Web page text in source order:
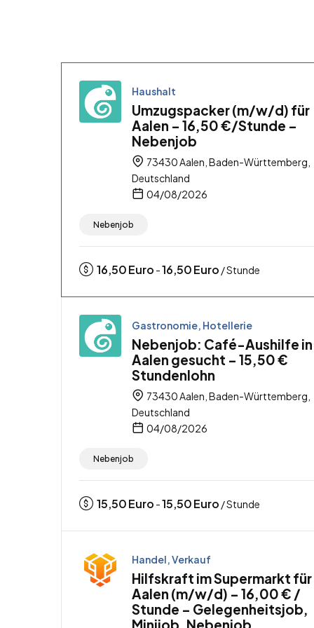
Haushalt
Umzugspacker (m/w/d) für
Aalen – 16,50 €/Stunde –
Nebenjob
73430 Aalen, Baden-Württemberg,
Deutschland
04/08/2026
Nebenjob
16,50Euro -16,50Euro / Stunde
Gastronomie, Hotellerie
Nebenjob: Café-Aushilfe in
Aalen gesucht – 15,50 €
Stundenlohn
73430 Aalen, Baden-Württemberg,
Deutschland
04/08/2026
Nebenjob
15,50Euro -15,50Euro / Stunde
Handel, Verkauf
Hilfskraft im Supermarkt für
Aalen (m/w/d) – 16,00 € /
Stunde – Gelegenheitsjob,
Minijob, Nebenjob